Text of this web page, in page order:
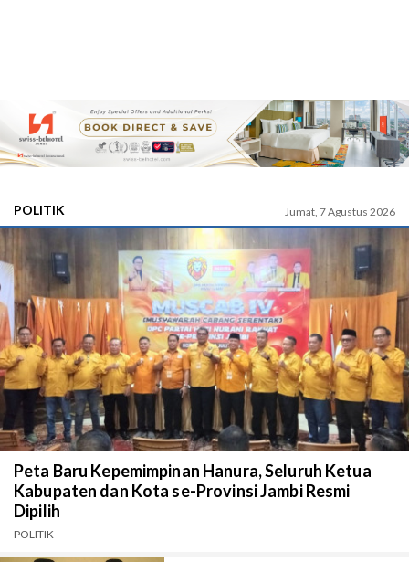
POLITIK Jumat, 7 Agustus 2026
Peta Baru Kepemimpinan Hanura, Seluruh Ketua
Kabupaten dan Kota se-Provinsi Jambi Resmi
Dipilih
POLITIK